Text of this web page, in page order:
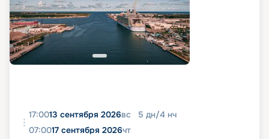
17:0013 сентября 2026вс 5 дн/4 нч
07:0017 сентября 2026чт